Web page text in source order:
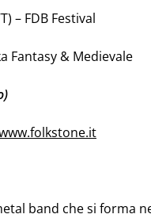
– FDB Festival
Fantasy & Medievale
band che si forma